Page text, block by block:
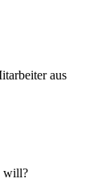
aus
will?